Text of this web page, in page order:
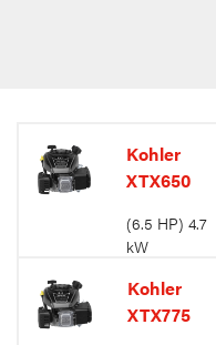
Kohler
XTX650
(6.5 HP) 4.7
kW
Kohler
XTX775